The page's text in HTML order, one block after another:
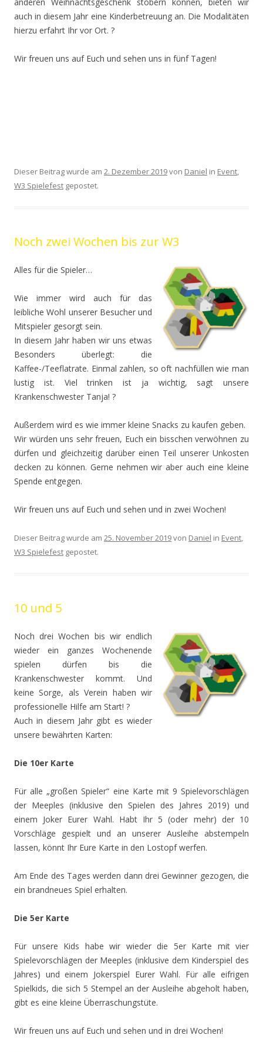
auch in diesem Jahr eine Kinderbetreuung an. Die Modalitäten
hierzu erfahrt Ihr vor Ort. ?
Wir freuen uns auf Euch und sehen uns in fünf Tagen!
Dieser Beitrag wurde am 2. Dezember 2019von Daniel in Event,
W3 Spielefest gepostet.
Noch zwei Wochen bis zur W3
Alles für die Spieler…
Wie immer wird auch für das
leibliche Wohl unserer Besucher und
Mitspieler gesorgt sein.
In diesem Jahr haben wir uns etwas
Besonders überlegt: die
Kaffee-/Teeflatrate. Einmal zahlen, so oft nachfüllen wie man
lustig ist. Viel trinken ist ja wichtig, sagt unsere
Krankenschwester Tanja! ?
Außerdem wird es wie immer kleine Snacks zu kaufen geben.
Wir würden uns sehr freuen, Euch ein bisschen verwöhnen zu
dürfen und gleichzeitig darüber einen Teil unserer Unkosten
decken zu können. Gerne nehmen wir aber auch eine kleine
Spende entgegen.
Wir freuen uns auf Euch und sehen und in zwei Wochen!
Dieser Beitrag wurde am 25. November 2019von Daniel in Event,
W3 Spielefest gepostet.
10 und 5
Noch drei Wochen bis wir endlich
wieder ein ganzes Wochenende
spielen dürfen bis die
Krankenschwester kommt. Und
keine Sorge, als Verein haben wir
professionelle Hilfe am Start! ?
Auch in diesem Jahr gibt es wieder
unsere bewährten Karten:
Die 10er Karte
Für alle „großen Spieler“ eine Karte mit 9 Spielevorschlägen
der Meeples (inklusive den Spielen des Jahres 2019) und
einem Joker Eurer Wahl. Habt Ihr 5 (oder mehr) der 10
Vorschläge gespielt und an unserer Ausleihe abstempeln
lassen, könnt Ihr Eure Karte in den Lostopf werfen.
Am Ende des Tages werden dann drei Gewinner gezogen, die
ein brandneues Spiel erhalten.
Die 5er Karte
Für unsere Kids habe wir wieder die 5er Karte mit vier
Spielevorschlägen der Meeples (inklusive dem Kinderspiel des
Jahres) und einem Jokerspiel Eurer Wahl. Für alle eifrigen
Spielkids, die sich 5 Stempel an der Ausleihe abgeholt haben,
gibt es eine kleine Überraschungstüte.
Wir freuen uns auf Euch und sehen und in drei Wochen!